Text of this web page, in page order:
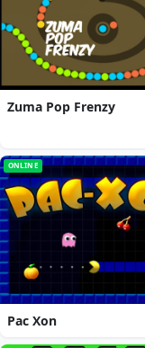
Zuma Pop Frenzy
ONLINE
Pac Xon